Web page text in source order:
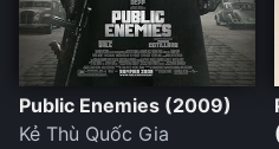
Public Enemies (2009)
Kẻ Thù Quốc Gia